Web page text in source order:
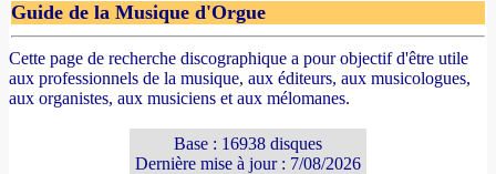
Guide de la Musique d'Orgue
Cette page de recherche discographique a pour objectif d'être utile
aux professionnels de la musique, aux éditeurs, aux musicologues,
aux organistes, aux musiciens et aux mélomanes.
Base : 16938 disques
Dernière mise à jour : 7/08/2026